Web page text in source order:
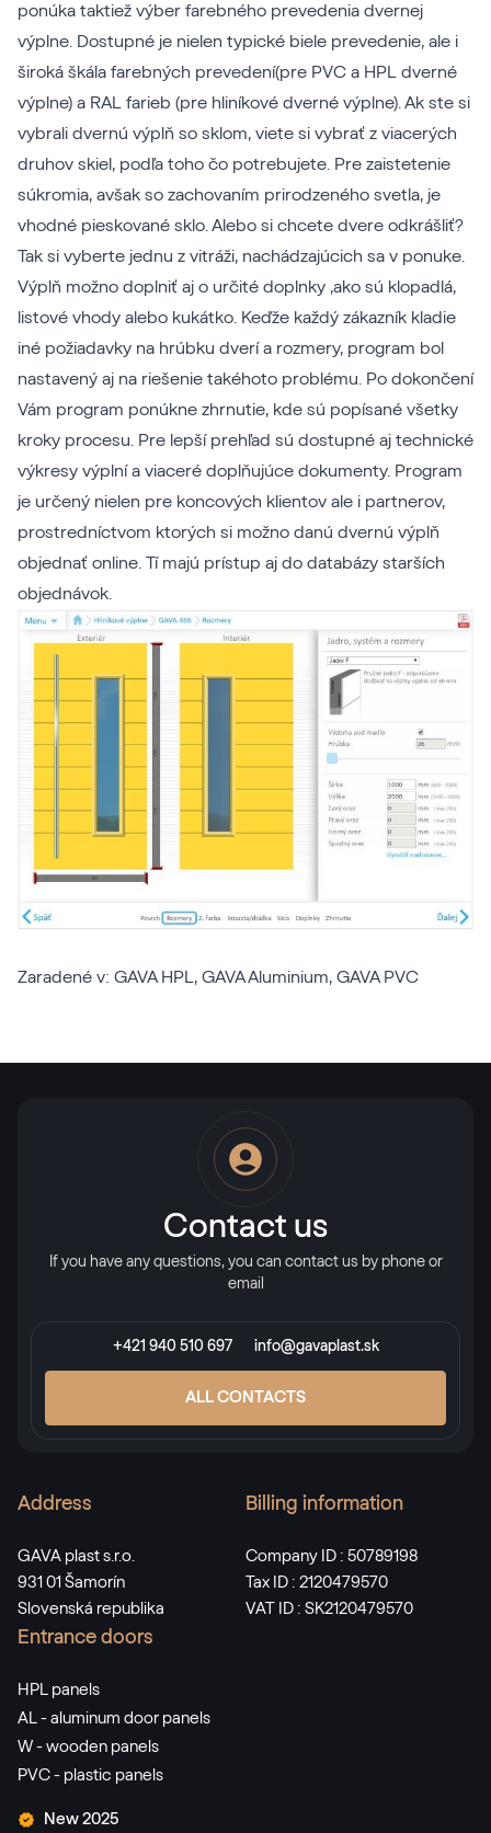
ponúka taktiež výber farebného prevedenia dvernej
výplne. Dostupné je nielen typické biele prevedenie, ale i
široká škála farebných prevedení(pre PVC a HPL dverné
výplne) a RAL farieb (pre hliníkové dverné výplne). Ak ste si
vybrali dvernú výplň so sklom, viete si vybrať z viacerých
druhov skiel, podľa toho čo potrebujete. Pre zaistetenie
súkromia, avšak so zachovaním prirodzeného svetla, je
vhodné pieskované sklo. Alebo si chcete dvere odkrášliť?
Tak si vyberte jednu z vitráži, nachádzajúcich sa v ponuke.
Výplň možno doplniť aj o určité doplnky ,ako sú klopadlá,
listové vhody alebo kukátko. Keďže každý zákazník kladie
iné požiadavky na hrúbku dverí a rozmery, program bol
nastavený aj na riešenie takéhoto problému. Po dokončení
Vám program ponúkne zhrnutie, kde sú popísané všetky
kroky procesu. Pre lepší prehľad sú dostupné aj technické
výkresy výplní a viaceré doplňujúce dokumenty. Program
je určený nielen pre koncových klientov ale i partnerov,
prostredníctvom ktorých si možno danú dvernú výplň
objednať online. Tí majú prístup aj do databázy starších
objednávok.
Zaradené v: GAVA HPL, GAVA Aluminium, GAVA PVC
Contact us
If you have any questions, you can contact us by phone or
email
+421 940 510 697 info@gavaplast.sk
ALL CONTACTS
Address
GAVA plast s.r.o.
931 01 Šamorín
Slovenská republika
Billing information
Company ID : 50789198
Tax ID : 2120479570
VAT ID : SK2120479570
Entrance doors
HPL panels
AL - aluminum door panels
W - wooden panels
PVC - plastic panels
New 2025